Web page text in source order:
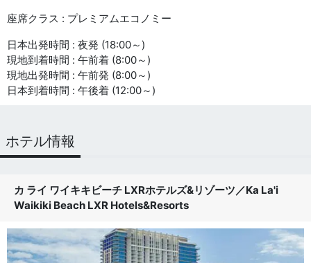
座席クラス : プレミアムエコノミー
日本出発時間 : 夜発 (18:00～)
現地到着時間 : 午前着 (8:00～)
現地出発時間 : 午前発 (8:00～)
日本到着時間 : 午後着 (12:00～)
ホテル情報
カ ライ ワイキキビーチ LXRホテルズ&リゾーツ／Ka La'i
Waikiki Beach LXR Hotels&Resorts